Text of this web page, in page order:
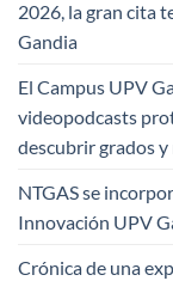
2026, la gran cita
Gandia
El Campus UPV
videopodcasts
descubrir grados y
NTGAS se
Innovación UPV
Crónica de una